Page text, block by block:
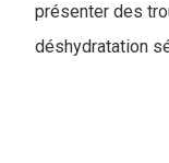
présenter des
déshydratation